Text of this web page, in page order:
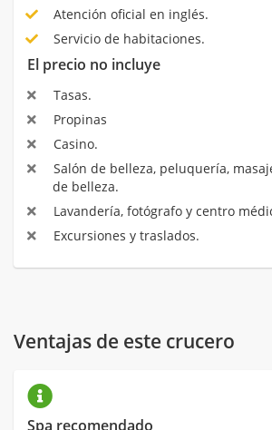
Atención oficial en inglés.
Servicio de habitaciones.
El precio no incluye
Tasas.
Propinas
Casino.
Salón de belleza, peluquería,
de belleza.
Lavandería, fotógrafo y centro
Excursiones y traslados.
Ventajas de este crucero
Spa recomendado